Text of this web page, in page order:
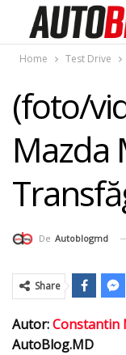
Home Test Drive
(foto/
Mazda
De Autoblogmd
Share
Autor:Constantin
AutoBlog.MD